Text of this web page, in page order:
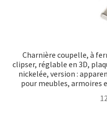
Charnière coupelle, à
clipser, réglable en 3D,
nickelée, version :
pour meubles, armoires